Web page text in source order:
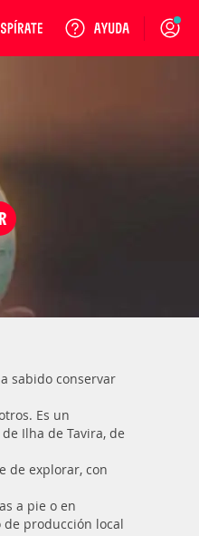
Login
sabido conservar
Es un
Ilha de Tavira, de
de explorar, con
a pie o en
de producción local